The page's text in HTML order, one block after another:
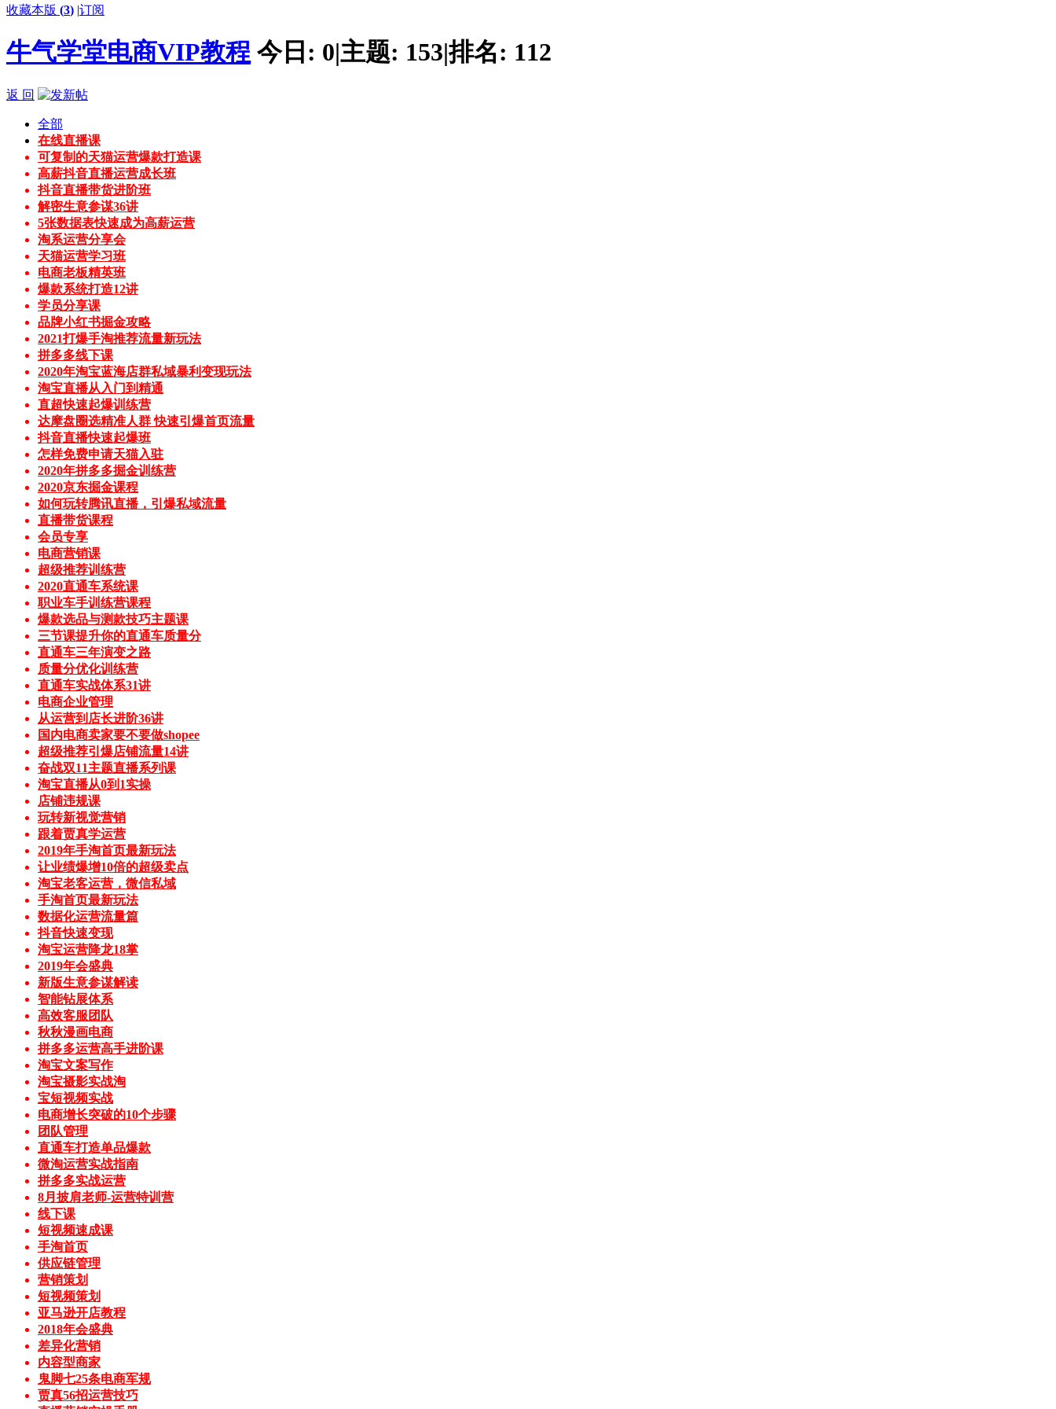
收藏本版 (3) |订阅
牛气学堂电商VIP教程 今日: 0|主题: 153|排名: 112
返 回
全部
在线直播课
可复制的天猫运营爆款打造课
高薪抖音直播运营成长班
抖音直播带货进阶班
解密生意参谋36讲
5张数据表快速成为高薪运营
淘系运营分享会
天猫运营学习班
电商老板精英班
爆款系统打造12讲
学员分享课
品牌小红书掘金攻略
2021打爆手淘推荐流量新玩法
拼多多线下课
2020年淘宝蓝海店群私域暴利变现玩法
淘宝直播从入门到精通
直超快速起爆训练营
达摩盘圈选精准人群 快速引爆首页流量
抖音直播快速起爆班
怎样免费申请天猫入驻
2020年拼多多掘金训练营
2020京东掘金课程
如何玩转腾讯直播，引爆私域流量
直播带货课程
会员专享
电商营销课
超级推荐训练营
2020直通车系统课
职业车手训练营课程
爆款选品与测款技巧主题课
三节课提升你的直通车质量分
直通车三年演变之路
质量分优化训练营
直通车实战体系31讲
电商企业管理
从运营到店长进阶36讲
国内电商卖家要不要做shopee
超级推荐引爆店铺流量14讲
奋战双11主题直播系列课
淘宝直播从0到1实操
店铺违规课
玩转新视觉营销
跟着贾真学运营
2019年手淘首页最新玩法
让业绩爆增10倍的超级卖点
淘宝老客运营，微信私域
手淘首页最新玩法
数据化运营流量篇
抖音快速变现
淘宝运营降龙18掌
2019年会盛典
新版生意参谋解读
智能钻展体系
高效客服团队
秋秋漫画电商
拼多多运营高手进阶课
淘宝文案写作
淘宝摄影实战淘
宝短视频实战
电商增长突破的10个步骤
团队管理
直通车打造单品爆款
微淘运营实战指南
拼多多实战运营
8月披肩老师-运营特训营
线下课
短视频速成课
手淘首页
供应链管理
营销策划
短视频策划
亚马逊开店教程
2018年会盛典
差异化营销
内容型商家
鬼脚七25条电商军规
贾真56招运营技巧